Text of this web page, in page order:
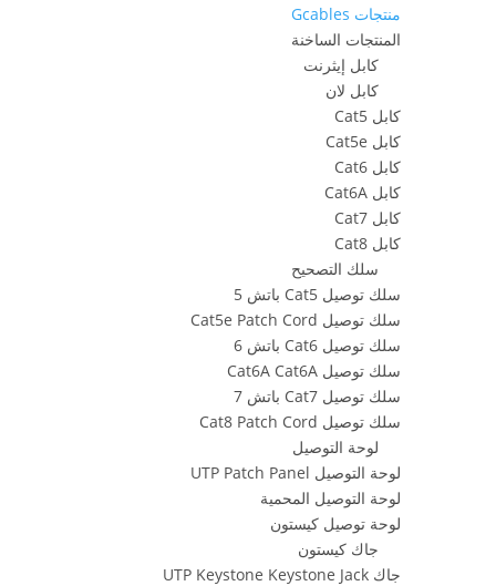
منتجات Gcables
المنتجات الساخنة
كابل إيثرنت
كابل لان
كابل Cat5
كابل Cat5e
كابل Cat6
كابل Cat6A
كابل Cat7
كابل Cat8
سلك التصحيح
سلك توصيل Cat5 باتش 5
سلك توصيل Cat5e Patch Cord
سلك توصيل Cat6 باتش 6
سلك توصيل Cat6A Cat6A
سلك توصيل Cat7 باتش 7
سلك توصيل Cat8 Patch Cord
لوحة التوصيل
لوحة التوصيل UTP Patch Panel
لوحة التوصيل المحمية
لوحة توصيل كيستون
جاك كيستون
جاك UTP Keystone Keystone Jack